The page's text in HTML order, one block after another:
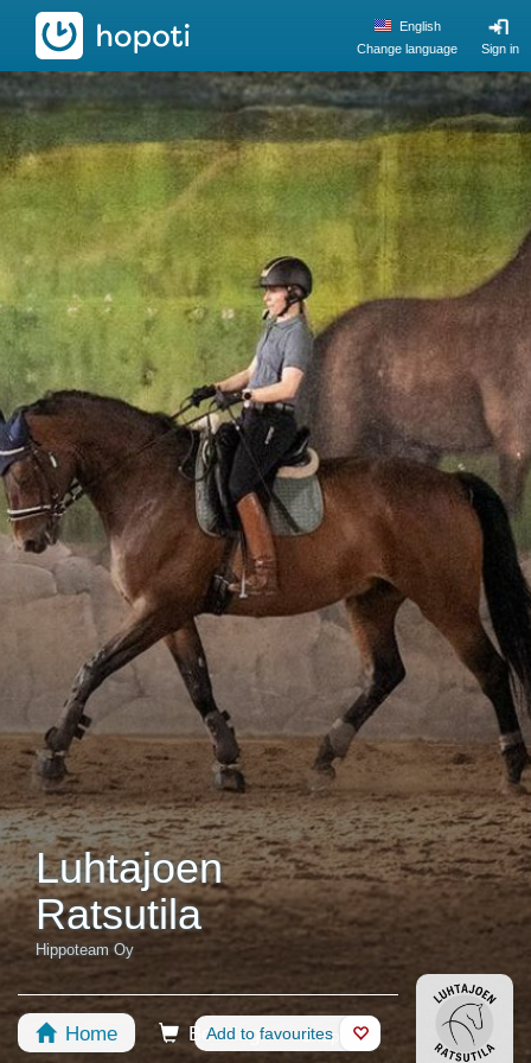
hopoti
Sign in
English
Change language
Luhtajoen
Ratsutila
Hippoteam Oy
Home Booking Shop
Add to favourites